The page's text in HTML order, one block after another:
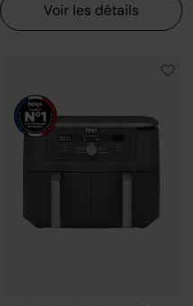
Voir les détails